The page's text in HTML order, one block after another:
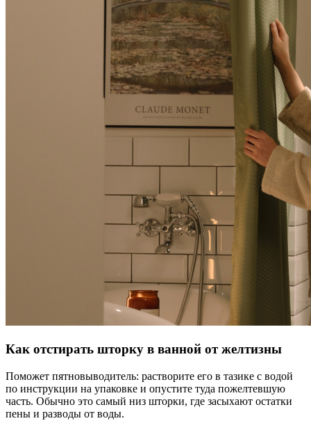
Как отстирать шторку в ванной от желтизны
Поможет пятновыводитель: растворите его в тазике с водой
по инструкции на упаковке и опустите туда пожелтевшую
часть. Обычно это самый низ шторки, где засыхают остатки
пены и разводы от воды.